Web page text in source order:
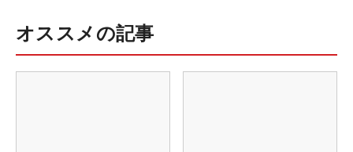
オススメの記事